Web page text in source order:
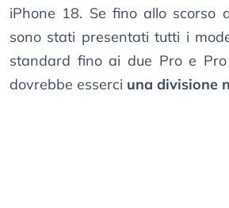
iPhone 18. Se fino allo scorso
sono stati presentati tutti i
standard fino ai due Pro e Pro
dovrebbe esserci una divisione